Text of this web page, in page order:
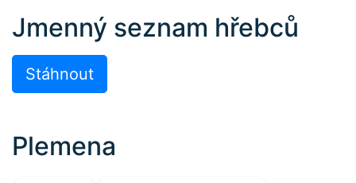
Jmenný seznam hřebců
Stáhnout
Plemena